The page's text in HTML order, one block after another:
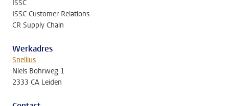
ISSC
ISSC Customer Relations
CR Supply Chain
Werkadres
Snellius
Niels Bohrweg 1
2333 CA Leiden